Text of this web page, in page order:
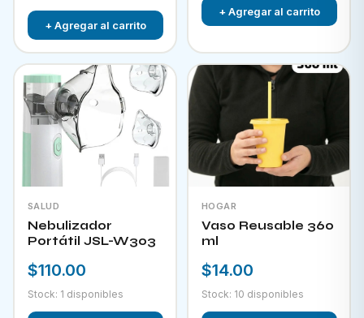
+ Agregar al carrito
+ Agregar al carrito
SALUD
Nebulizador
Portátil JSL-W303
$110.00
Stock: 1 disponibles
HOGAR
Vaso Reusable 360
ml
$14.00
Stock: 10 disponibles